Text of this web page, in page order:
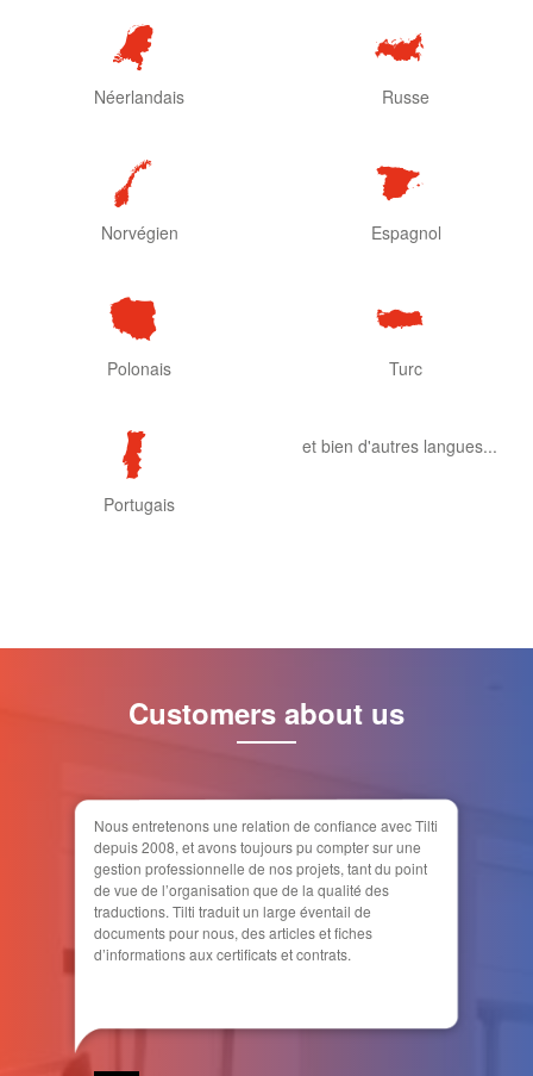
Néerlandais
Norvégien
Polonais
Portugais
Russe
Espagnol
Turc
et bien d'autres langues...
Customers about us
Nous entretenons une relation de confiance avec Tilti
depuis 2008, et avons toujours pu compter sur une
gestion professionnelle de nos projets, tant du point
de vue de l’organisation que de la qualité des
traductions. Tilti traduit un large éventail de
documents pour nous, des articles et fiches
d’informations aux certificats et contrats.